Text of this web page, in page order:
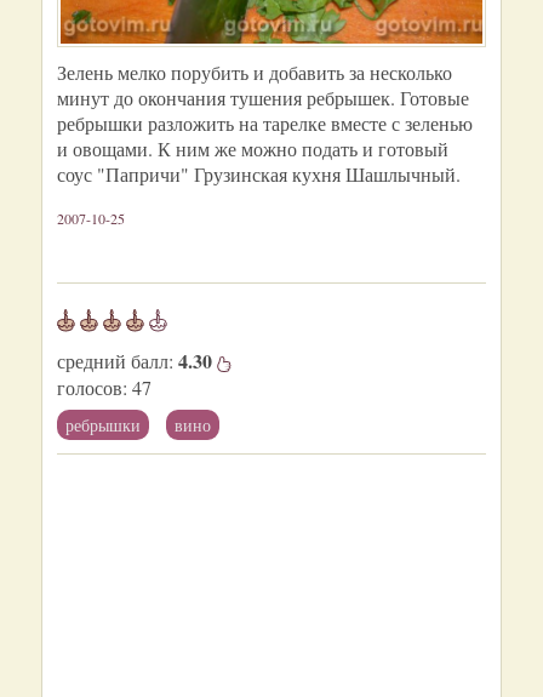
Зелень мелко порубить и добавить за несколько
минут до окончания тушения ребрышек. Готовые
ребрышки разложить на тарелке вместе с зеленью
и овощами. К ним же можно подать и готовый
соус "Папричи" Грузинская кухня Шашлычный.
2007-10-25
средний балл: 4.30
голосов: 47
ребрышки вино